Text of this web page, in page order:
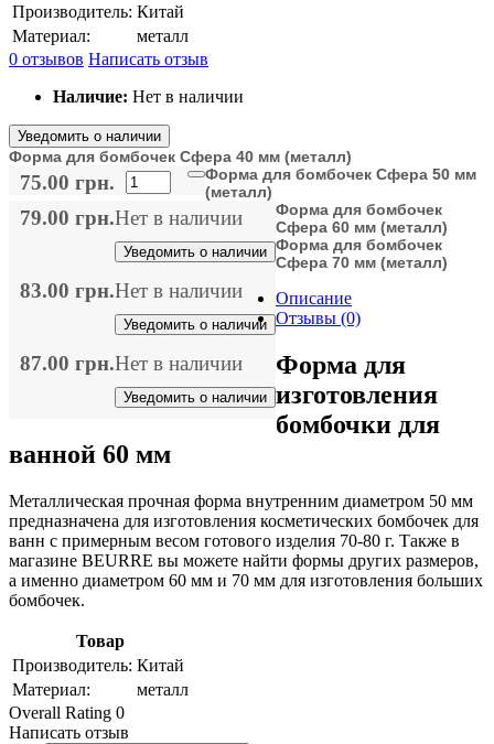
Производитель: Китай
Материал:
металл
0 отзывов Написать отзыв
Наличие: Нет в наличии
Уведомить о наличии
Форма для бомбочек Сфера 40 мм (металл)
75.00 грн.
Форма для бомбочек Сфера 50 мм
(металл)
79.00 грн.Нет в наличии
Уведомить о наличии
Форма для бомбочек
Сфера 60 мм (металл)
83.00 грн.Нет в наличии
Уведомить о наличии
Форма для бомбочек
Сфера 70 мм (металл)
87.00 грн.Нет в наличии
Уведомить о наличии
Описание
Отзывы (0)
Форма для
изготовления
бомбочки для
ванной 60 мм
Металлическая прочная форма внутренним диаметром 50 мм
предназначена для изготовления косметических бомбочек для
ванн с примерным весом готового изделия 70-80 г. Также в
магазине BEURRE вы можете найти формы других размеров,
а именно диаметром 60 мм и 70 мм для изготовления больших
бомбочек.
Товар
Производитель: Китай
Материал:
металл
Overall Rating 0
Написать отзыв